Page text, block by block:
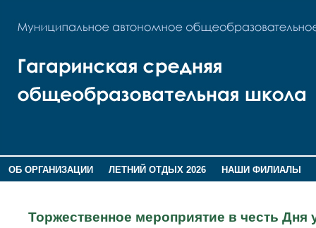
ОБ ОРГАНИЗАЦИИ ЛЕТНИЙ ОТДЫХ 2026
НАШИ ФИЛИАЛЫ
Торжественное мероприятие в честь